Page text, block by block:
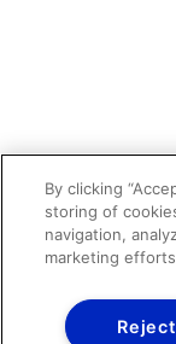
By clicking
storing of
navigation,
marketing